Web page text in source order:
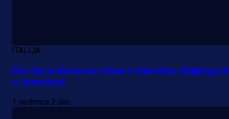
ITALIJA
Evo šta je Barbarez rekao o transferu
u Juventus!
1 sedmica 2 dan